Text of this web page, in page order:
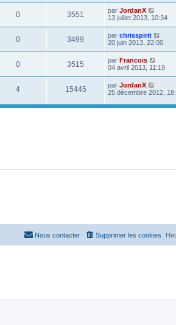
0 3551 par JordanX
13 juillet 2013, 10:34
0 3499 par chrisspirit
20 juin 2013, 22:00
0 3515 par Francois
04 avril 2013, 11:19
4 15445 par JordanX
25 décembre 2012,
Supprimer les cookies
Nous contacter